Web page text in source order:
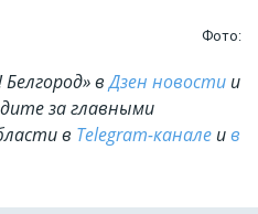
Фото:
вДзен новости и
за главными
в Telegram-канале ив